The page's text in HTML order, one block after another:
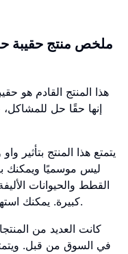
ملخص منتج حقيبة
هذا المنتج القادم هو
إنها حقًا حل
يتمتع هذا المنتج بتأثير
ليس موسميًا ويمكنك
القطط والحيوانات
كبيرة. يمكنك استهداف بعض سلالات الكلاب الصغيرة.
كانت العديد من
في السوق من قبل.